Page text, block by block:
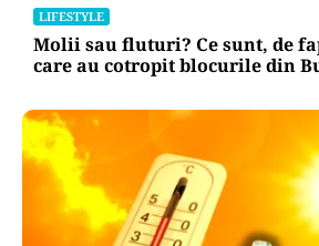
LIFESTYLE
Molii sau fluturi? Ce sunt, de
care au cotropit blocurile din